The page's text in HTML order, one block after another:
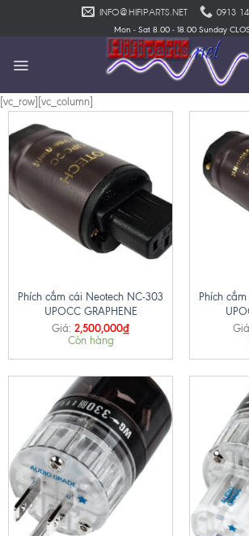
INFO@HIFIPARTS.NET 0913
Mon - Sat 8.00 - 18.00 Sunday
[vc_row][vc_column]
Phích cắm cái Neotech NC-303
UPOCC GRAPHENE
Giá: 2,500,000₫
Còn hàng
Phích